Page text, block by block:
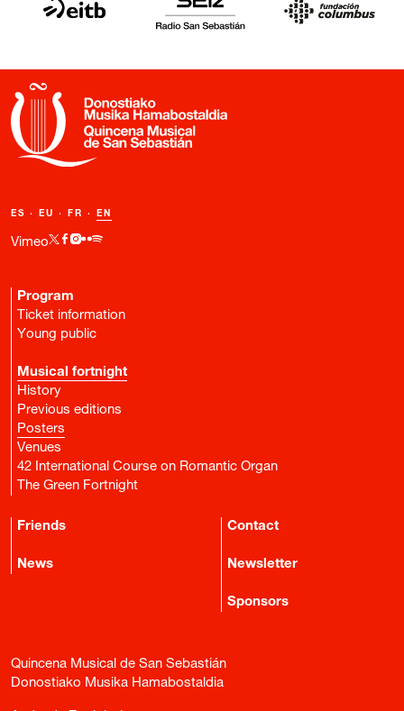
Vimeo
ES · EU · FR · EN
Program
Ticket information
Young public
Musical fortnight
History
Previous editions
Posters
Venues
42 International Course on Romantic Organ
The Green Fortnight
Friends
News
Contact
Newsletter
Sponsors
Quincena Musical de San Sebastián
Donostiako Musika Hamabostaldia